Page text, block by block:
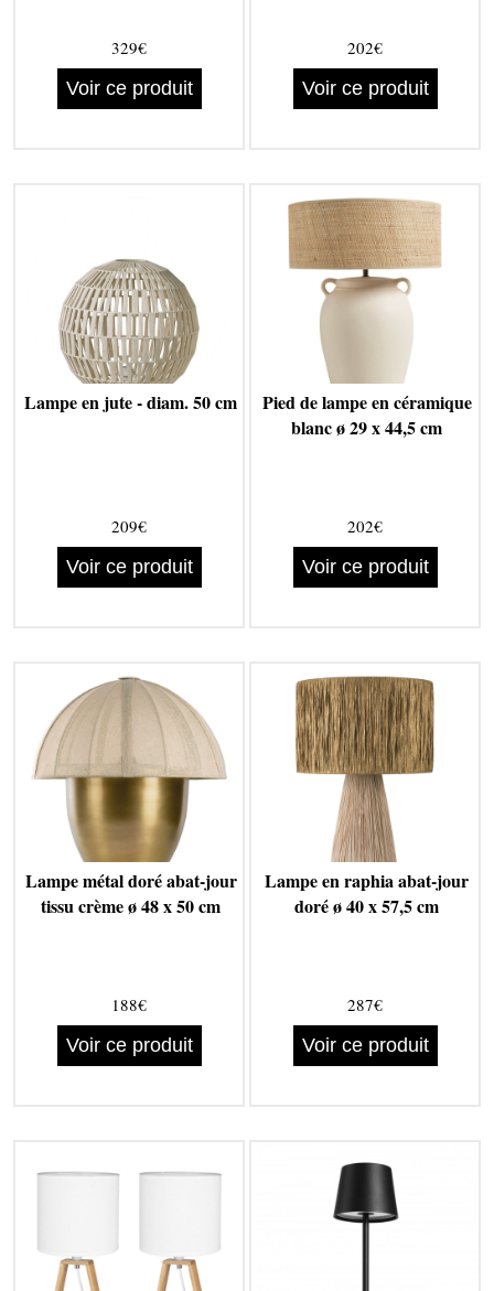
329€
Voir ce produit
202€
Voir ce produit
Lampe en jute - diam. 50 cm
209€
Voir ce produit
Pied de lampe en céramique
blanc ø 29 x 44,5 cm
202€
Voir ce produit
Lampe métal doré abat-jour
tissu crème ø 48 x 50 cm
188€
Voir ce produit
Lampe en raphia abat-jour
doré ø 40 x 57,5 cm
287€
Voir ce produit